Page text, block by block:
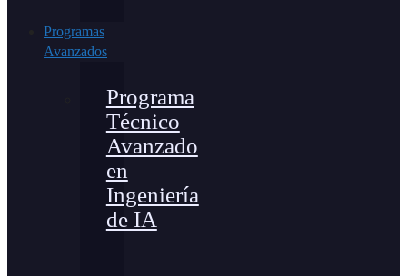
Programas
Avanzados
Programa
Técnico
Avanzado
en
Ingeniería
de IA